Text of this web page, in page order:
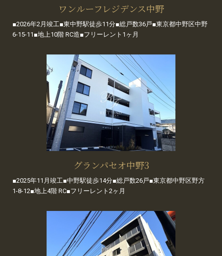
ワンルーフレジデンス中野
■2026年2月竣工■東中野駅徒歩11分■総戸数36戸■東京都中野区中野
6-15-11■地上10階 RC造■フリーレント1ヶ月
グランパセオ中野3
■2025年11月竣工■中野駅徒歩14分■総戸数26戸■東京都中野区野方
1-8-12■地上4階 RC■フリーレント2ヶ月